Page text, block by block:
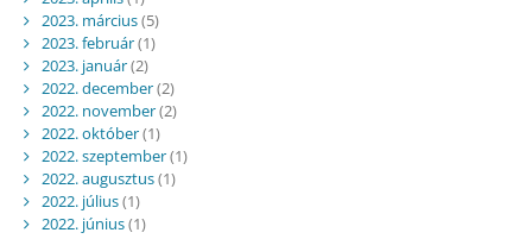
2023. március(5)
2023. február(1)
2023. január(2)
2022. december(2)
2022. november(2)
2022. október(1)
2022. szeptember(1)
2022. augusztus(1)
2022. július(1)
2022. június(1)